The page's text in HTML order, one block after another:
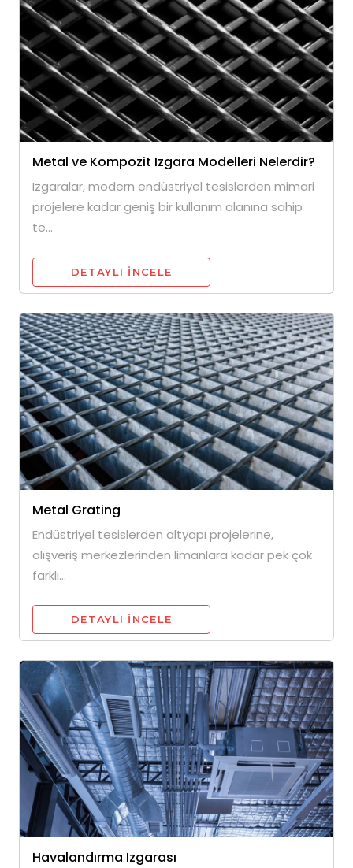
Metal ve Kompozit Izgara Modelleri Nelerdir?
Izgaralar, modern endüstriyel tesislerden mimari
projelere kadar geniş bir kullanım alanına sahip
te...
DETAYLI INCELE
Metal Grating
Endüstriyel tesislerden altyapı projelerine,
alışveriş merkezlerinden limanlara kadar pek çok
farklı...
DETAYLI INCELE
Havalandırma Izgarası